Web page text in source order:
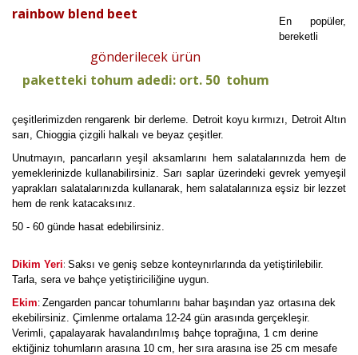
rainbow blend beet
gönderilecek ürün
paketteki tohum adedi: ort. 50 tohum
En popüler,
bereketli
çeşitlerimizden rengarenk bir derleme. Detroit koyu kırmızı, Detroit Altın
sarı, Chioggia çizgili halkalı ve beyaz çeşitler.
Unutmayın, pancarların yeşil aksamlarını hem salatalarınızda hem de
yemeklerinizde kullanabilirsiniz. Sarı saplar üzerindeki gevrek yemyeşil
yaprakları salatalarınızda kullanarak, hem salatalarınıza eşsiz bir lezzet
hem de renk katacaksınız.
50 - 60 günde hasat edebilirsiniz.
Dikim Yeri: Saksı ve geniş sebze konteynırlarında da yetiştirilebilir.
Tarla, sera ve bahçe yetiştiriciliğine uygun.
Ekim: Zengarden pancar tohumlarını bahar başından yaz ortasına dek
ekebilirsiniz. Çimlenme ortalama 12-24 gün arasında gerçekleşir.
Verimli, çapalayarak havalandırılmış bahçe toprağına, 1 cm derine
ektiğiniz tohumların arasına 10 cm, her sıra arasına ise 25 cm mesafe